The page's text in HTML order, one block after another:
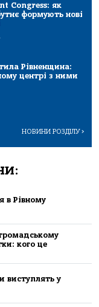
Congress: як
формують нові
Рівненщина:
центрі з ними
НОВИНИ РОЗДІЛУ>
в Рівному
кого це
виступлять у